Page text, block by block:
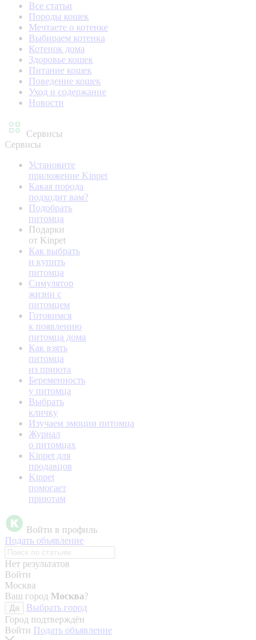
Все статьи
Породы кошек
Мечтаете о котенке
Выбираем котенка
Котенок дома
Здоровье кошек
Питание кошек
Поведение кошек
Уход и содержание
Новости
Сервисы
Сервисы
Установите
приложение Kinpet
Какая порода
подходит вам?
Подобрать
питомца
Подарки
от Kinpet
Как выбрать
и купить
питомца
Симулятор
жизни с
питомцем
Готовимся
к появлению
питомца дома
Как взять
питомца
из приюта
Беременность
у питомца
Выбрать
кличку
Изучаем эмоции питомца
Журнал
о питомцах
Kinpet для
продавцов
Kinpet
помогает
приютам
Войти в профиль
Подать объявление
Нет результатов
Войти
Москва
Ваш город Москва?
Да
Выбрать город
Город подтверждён
Войти Подать объявление